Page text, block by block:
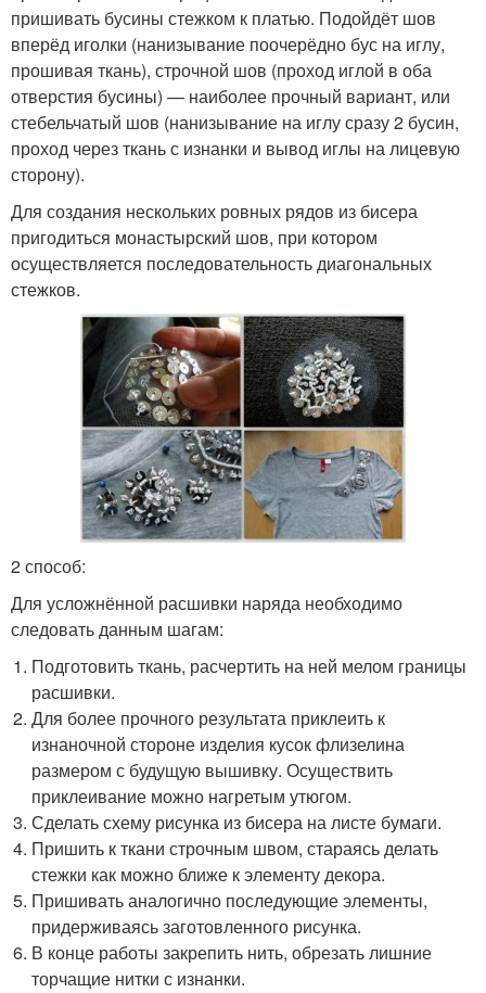
пришивать бусины стежком к платью. Подойдёт шов
вперёд иголки (нанизывание поочерёдно бус на иглу,
прошивая ткань), строчной шов (проход иглой в оба
отверстия бусины) — наиболее прочный вариант, или
стебельчатый шов (нанизывание на иглу сразу 2 бусин,
проход через ткань с изнанки и вывод иглы на лицевую
сторону).
Для создания нескольких ровных рядов из бисера
пригодиться монастырский шов, при котором
осуществляется последовательность диагональных
стежков.
2 способ:
Для усложнённой расшивки наряда необходимо
следовать данным шагам:
Подготовить ткань, расчертить на ней мелом границы
расшивки.
Для более прочного результата приклеить к
изнаночной стороне изделия кусок флизелина
размером с будущую вышивку. Осуществить
приклеивание можно нагретым утюгом.
Сделать схему рисунка из бисера на листе бумаги.
Пришить к ткани строчным швом, стараясь делать
стежки как можно ближе к элементу декора.
Пришивать аналогично последующие элементы,
придерживаясь заготовленного рисунка.
В конце работы закрепить нить, обрезать лишние
торчащие нитки с изнанки.